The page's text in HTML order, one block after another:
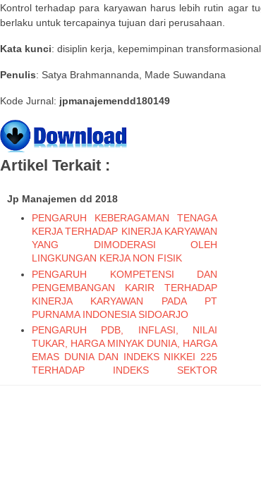
Kontrol terhadap para karyawan harus lebih rutin agar
berlaku untuk tercapainya tujuan dari perusahaan.
Kata kunci: disiplin kerja, kepemimpinan
Penulis: Satya Brahmannanda, Made Suwandana
Kode Jurnal: jpmanajemendd180149
Artikel Terkait :
Jp Manajemen dd 2018
PENGARUH KEBERAGAMAN TENAGA
KERJA TERHADAP KINERJA KARYAWAN
YANG DIMODERASI OLEH
LINGKUNGAN KERJA NON FISIK
PENGARUH KOMPETENSI DAN
PENGEMBANGAN KARIR TERHADAP
KINERJA KARYAWAN PADA PT
PURNAMA INDONESIA SIDOARJO
PENGARUH PDB, INFLASI, NILAI
TUKAR, HARGA MINYAK DUNIA, HARGA
EMAS DUNIA DAN INDEKS NIKKEI 225
TERHADAP INDEKS SEKTOR